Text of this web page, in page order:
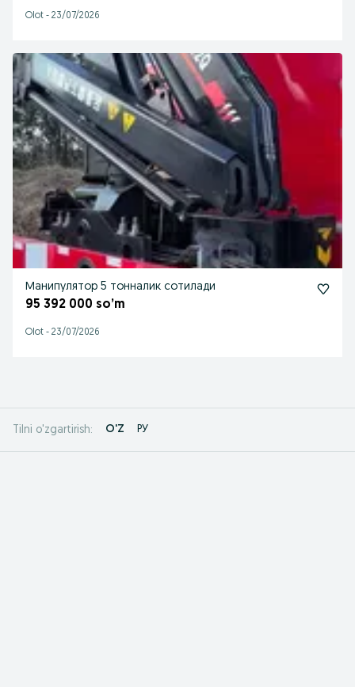
Olot - 23/07/2026
Манипулятор 5 тонналик сотилади
95 392 000 so’m
Olot - 23/07/2026
Tilni o'zgartirish: O'Z РУ